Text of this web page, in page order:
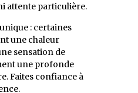
attente particulière.
: certaines
une chaleur
sensation de
une profonde
Faites confiance à